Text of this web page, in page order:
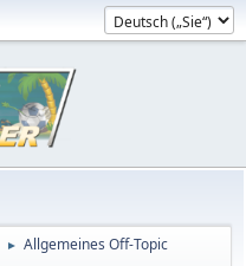
► Allgemeines Off-Topic